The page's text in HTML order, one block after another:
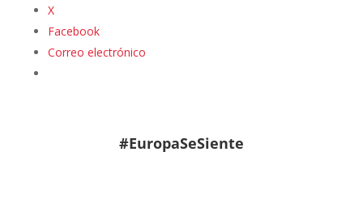
X
Facebook
Correo electrónico
#EuropaSeSiente